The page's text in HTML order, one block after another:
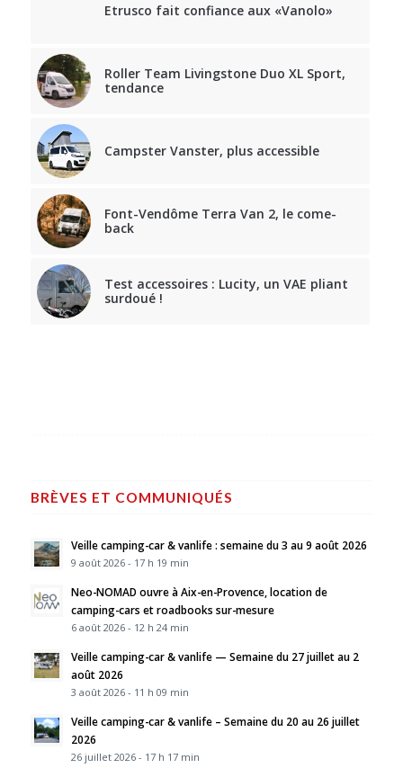
Etrusco fait confiance aux «Vanolo»
Roller Team Livingstone Duo XL Sport,
tendance
Campster Vanster, plus accessible
Font-Vendôme Terra Van 2, le come-
back
Test accessoires : Lucity, un VAE pliant
surdoué !
BRÈVES ET COMMUNIQUÉS
Veille camping-car & vanlife : semaine du 3 au 9 août 2026
9 août 2026 - 17 h 19 min
Neo-NOMAD ouvre à Aix-en-Provence, location de
camping-cars et roadbooks sur-mesure
6 août 2026 - 12 h 24 min
Veille camping-car & vanlife — Semaine du 27 juillet au 2
août 2026
3 août 2026 - 11 h 09 min
Veille camping-car & vanlife – Semaine du 20 au 26 juillet
2026
26 juillet 2026 - 17 h 17 min